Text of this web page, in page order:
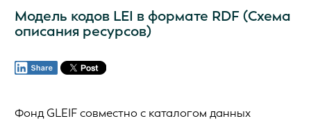
Модель кодов LEI в формате RDF (Схема
описания ресурсов)
Фонд GLEIF совместно с каталогом данных